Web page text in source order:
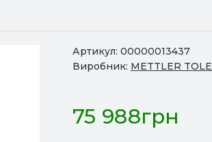
Артикул: 00000013437
Виробник: METTLER
75 988грн